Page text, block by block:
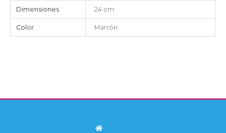
Dimensiones 24 cm
Color Marrón